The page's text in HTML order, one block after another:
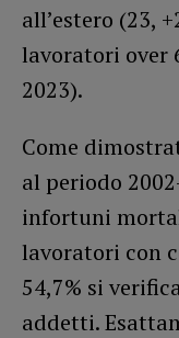
all’estero (23,
lavoratori over
2023).
Come
al periodo
infortuni
lavoratori con
54,7% si
addetti.